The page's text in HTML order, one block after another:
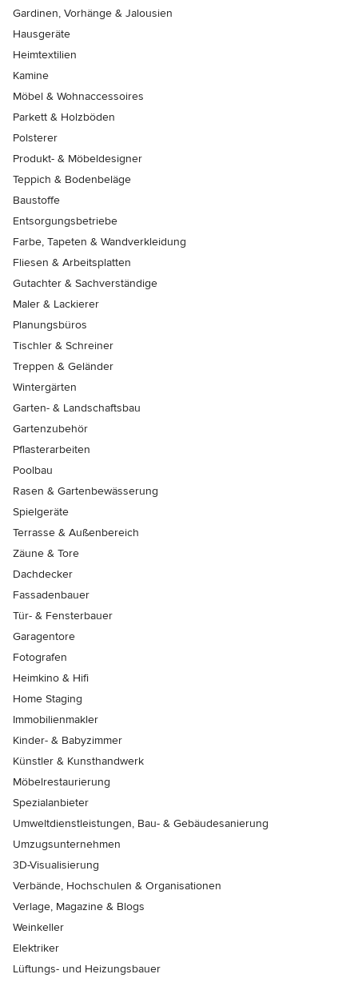
Gardinen, Vorhänge & Jalousien
Hausgeräte
Heimtextilien
Kamine
Möbel & Wohnaccessoires
Parkett & Holzböden
Polsterer
Produkt- & Möbeldesigner
Teppich & Bodenbeläge
Baustoffe
Entsorgungsbetriebe
Farbe, Tapeten & Wandverkleidung
Fliesen & Arbeitsplatten
Gutachter & Sachverständige
Maler & Lackierer
Planungsbüros
Tischler & Schreiner
Treppen & Geländer
Wintergärten
Garten- & Landschaftsbau
Gartenzubehör
Pflasterarbeiten
Poolbau
Rasen & Gartenbewässerung
Spielgeräte
Terrasse & Außenbereich
Zäune & Tore
Dachdecker
Fassadenbauer
Tür- & Fensterbauer
Garagentore
Fotografen
Heimkino & Hifi
Home Staging
Immobilienmakler
Kinder- & Babyzimmer
Künstler & Kunsthandwerk
Möbelrestaurierung
Spezialanbieter
Umweltdienstleistungen, Bau- & Gebäudesanierung
Umzugsunternehmen
3D-Visualisierung
Verbände, Hochschulen & Organisationen
Verlage, Magazine & Blogs
Weinkeller
Elektriker
Lüftungs- und Heizungsbauer